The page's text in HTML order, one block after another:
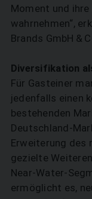
Moment und
wahrnehmen“,
Brands GmbH &
Diversifikation
Für Gasteiner
jedenfalls einen
bestehenden
Deutschland-
Erweiterung des
gezielte
Near-Water-
ermöglicht es,